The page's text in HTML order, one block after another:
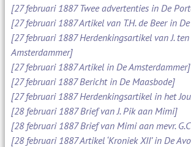
[27 februari 1887 Twee advertenties in De
[27 februari 1887 Artikel van T.H. de Beer in
[27 februari 1887 Herdenkingsartikel van J.
Amsterdammer]
[27 februari 1887 Artikel in De Amsterdammer]
[27 februari 1887 Bericht in De Maasbode]
[27 februari 1887 Herdenkingsartikel in het
[28 februari 1887 Brief van J. Pik aan Mimi]
[28 februari 1887 Brief van Mimi aan mevr.
[28 februari 1887 Artikel ‘Kroniek XII’ in De